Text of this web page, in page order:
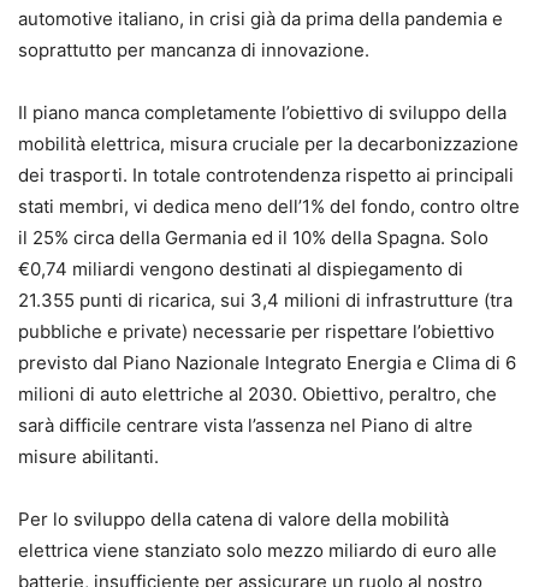
automotive italiano, in crisi già da prima della pandemia e
soprattutto per mancanza di innovazione.
Il piano manca completamente l’obiettivo di sviluppo della
mobilità elettrica, misura cruciale per la decarbonizzazione
dei trasporti. In totale controtendenza rispetto ai principali
stati membri, vi dedica meno dell’1% del fondo, contro oltre
il 25% circa della Germania ed il 10% della Spagna. Solo
€0,74 miliardi vengono destinati al dispiegamento di
21.355 punti di ricarica, sui 3,4 milioni di infrastrutture (tra
pubbliche e private) necessarie per rispettare l’obiettivo
previsto dal Piano Nazionale Integrato Energia e Clima di 6
milioni di auto elettriche al 2030. Obiettivo, peraltro, che
sarà difficile centrare vista l’assenza nel Piano di altre
misure abilitanti.
Per lo sviluppo della catena di valore della mobilità
elettrica viene stanziato solo mezzo miliardo di euro alle
batterie, insufficiente per assicurare un ruolo al nostro